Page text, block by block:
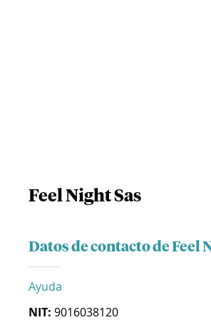
Feel Night Sas
Datos de contacto de Feel
Ayuda
NIT: 9016038120